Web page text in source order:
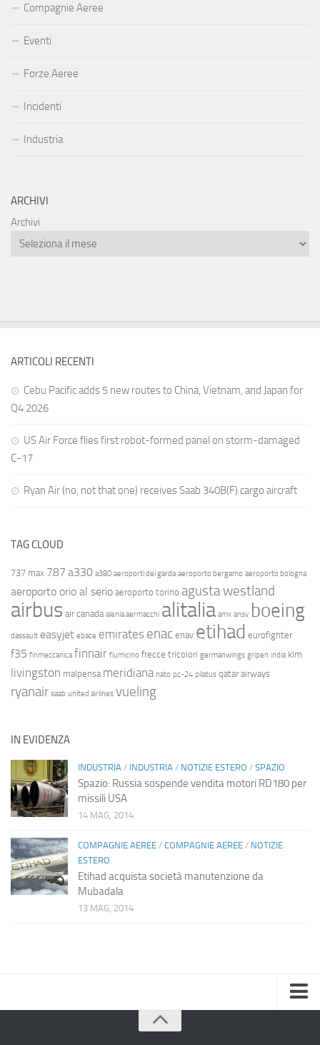
Compagnie Aeree
Eventi
Forze Aeree
Incidenti
Industria
ARCHIVI
Archivi
ARTICOLI RECENTI
Cebu Pacific adds 5 new routes to China, Vietnam, and Japan for
Q4 2026
US Air Force flies first robot-formed panel on storm-damaged
C-17
Ryan Air (no, not that one) receives Saab 340B(F) cargo aircraft
TAG CLOUD
737 max 787 a330 a380 aeroporti del garda aeroporto bergamo aeroporto bologna
aeroporto orio al serio aeroporto torino agusta westland
airbus air canada alenia aermacchi alitalia amx ansv boeing
dassault easyjet ebace emirates enac enav etihad eurofighter
f35 finmeccanica finnair fiumicino frecce tricolori germanwings gripen india klm
livingston malpensa meridiana nato pc-24 pilatus qatar airways
ryanair saab united airlines vueling
IN EVIDENZA
INDUSTRIA / INDUSTRIA / NOTIZIE ESTERO / SPAZIO
Spazio: Russia sospende vendita motori RD180 per
missili USA
14 MAG, 2014
COMPAGNIE AEREE / COMPAGNIE AEREE / NOTIZIE
ESTERO
Etihad acquista società manutenzione da
Mubadala
13 MAG, 2014